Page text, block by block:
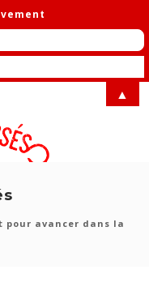
pour avancer dans la
▲